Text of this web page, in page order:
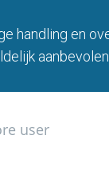
handling en
aanbevolen.
user